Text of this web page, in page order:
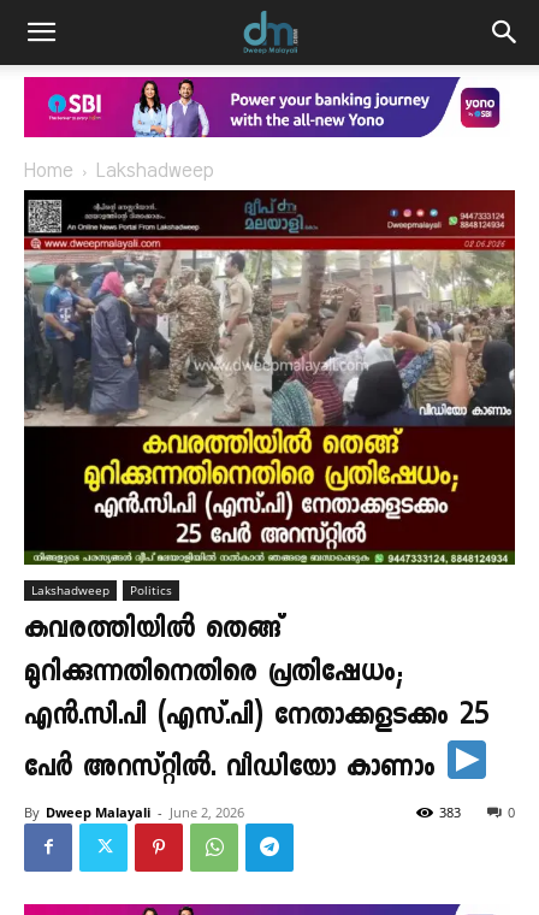
Home Lakshadweep
Lakshadweep Politics
കവരത്തിയിൽ തെങ്ങ്
മുറിക്കുന്നതിനെതിരെ പ്രതിഷേധം;
എൻ.സി.പി (എസ്.പി) നേതാക്കളടക്കം 25
പേർ അറസ്റ്റിൽ. വീഡിയോ കാണാം
By Dweep Malayali - June 2, 2026 0
383